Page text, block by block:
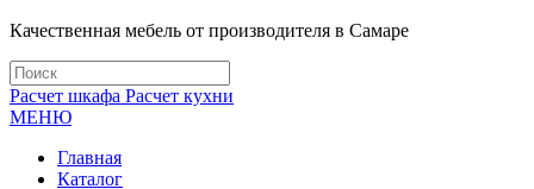
Качественная мебель от производителя в Самаре
Расчет шкафа Расчет кухни
МЕНЮ
Главная
Каталог